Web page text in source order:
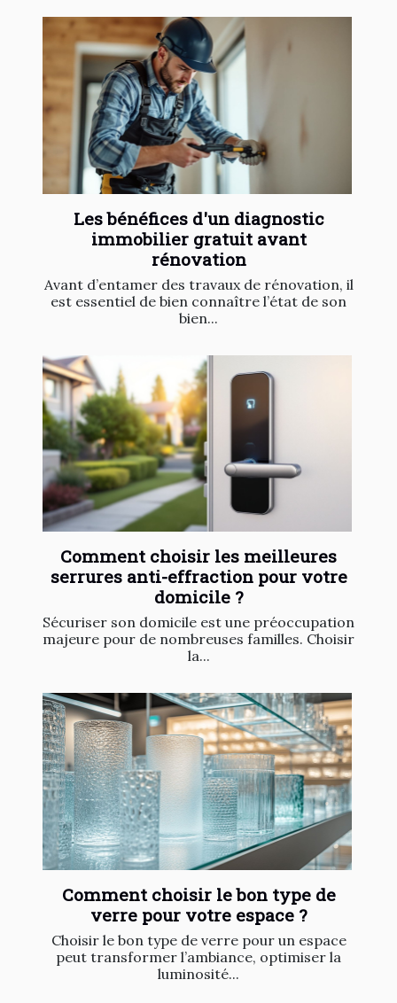
Les bénéfices d'un diagnostic
immobilier gratuit avant
rénovation
Avant d’entamer des travaux de rénovation, il
est essentiel de bien connaître l’état de son
bien...
Comment choisir les meilleures
serrures anti-effraction pour votre
domicile ?
Sécuriser son domicile est une préoccupation
majeure pour de nombreuses familles. Choisir
la...
Comment choisir le bon type de
verre pour votre espace ?
Choisir le bon type de verre pour un espace
peut transformer l’ambiance, optimiser la
luminosité...